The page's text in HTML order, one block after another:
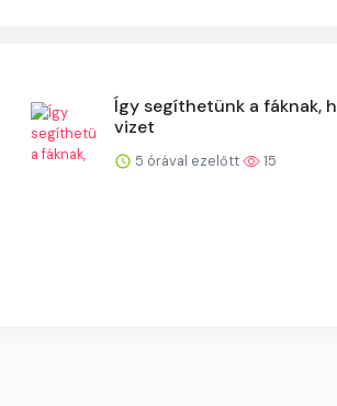
Így segíthetünk a fáknak,
vizet
5 órával ezelőtt 15